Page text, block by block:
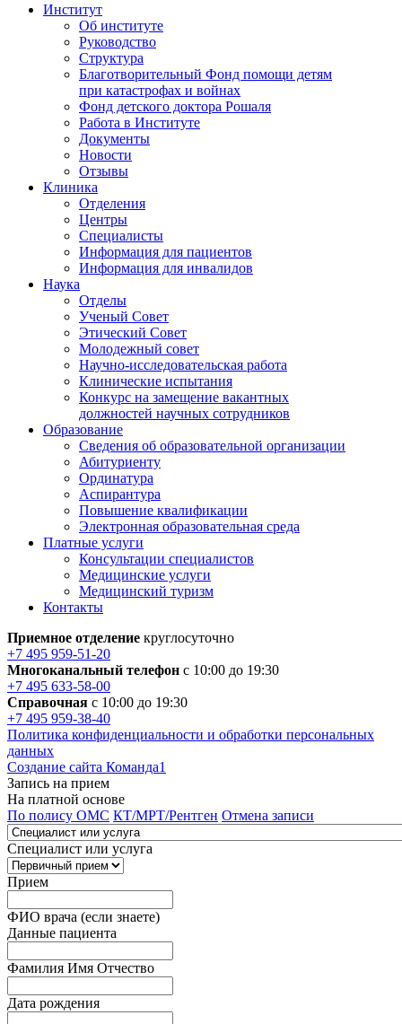
Институт
Об институте
Руководство
Структура
Благотворительный Фонд помощи детям
при катастрофах и войнах
Фонд детского доктора Рошаля
Работа в Институте
Документы
Новости
Отзывы
Клиника
Отделения
Центры
Специалисты
Информация для пациентов
Информация для инвалидов
Наука
Отделы
Ученый Совет
Этический Совет
Молодежный совет
Научно-исследовательская работа
Клинические испытания
Конкурс на замещение вакантных
должностей научных сотрудников
Образование
Сведения об образовательной организации
Абитуриенту
Ординатура
Аспирантура
Повышение квалификации
Электронная образовательная среда
Платные услуги
Консультации специалистов
Медицинские услуги
Медицинский туризм
Контакты
Приемное отделение круглосуточно
+7 495 959-51-20
Многоканальный телефон с 10:00 до 19:30
+7 495 633-58-00
Справочная с 10:00 до 19:30
+7 495 959-38-40
Политика конфиденциальности и обработки персональных
данных
Создание сайта Команда1
Запись на прием
На платной основе
По полису ОМС КТ/МРТ/Рентген Отмена записи
Специалист или услуга
Прием
ФИО врача (если знаете)
Данные пациента
Фамилия Имя Отчество
Дата рождения